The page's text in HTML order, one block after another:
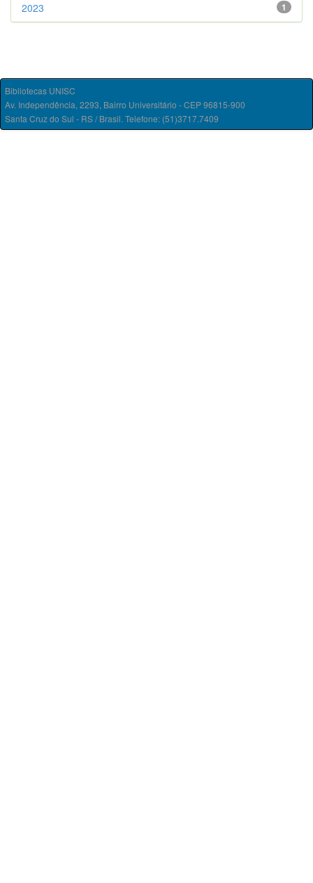
1
2023
Bibliotecas UNISC
Av. Independência, 2293, Bairro Universitário - CEP 96815-900
Santa Cruz do Sul - RS / Brasil. Telefone: (51)3717.7409